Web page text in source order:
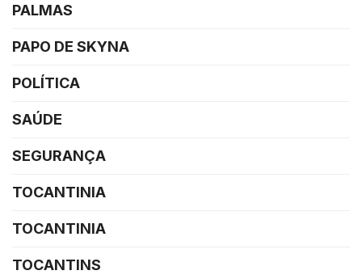
PALMAS
PAPO DE SKYNA
POLÍTICA
SAÚDE
SEGURANÇA
TOCANTINIA
TOCANTINIA
TOCANTINS